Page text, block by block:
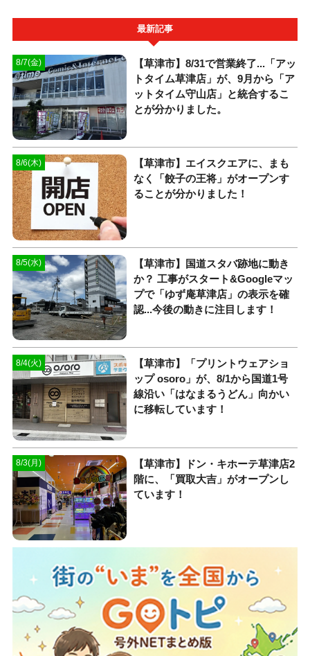
最新記事
8/7(金)
【草津市】8/31で営業終了...「アッ
トタイム草津店」が、9月から「ア
ットタイム守山店」と統合するこ
とが分かりました。
8/6(木)
【草津市】エイスクエアに、まも
なく「餃子の王将」がオープンす
ることが分かりました！
8/5(水)
【草津市】国道スタバ跡地に動き
か？ 工事がスタート&Googleマッ
プで「ゆず庵草津店」の表示を確
認...今後の動きに注目します！
8/4(火)
【草津市】「プリントウェアショ
ップ osoro」が、8/1から国道1号
線沿い「はなまるうどん」向かい
に移転しています！
8/3(月)
【草津市】ドン・キホーテ草津店2
階に、「買取大吉」がオープンし
ています！